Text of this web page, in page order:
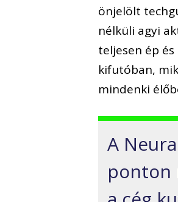
önjelölt
nélküli agyi
teljesen ép és
kifutóban,
mindenki
A
ponton